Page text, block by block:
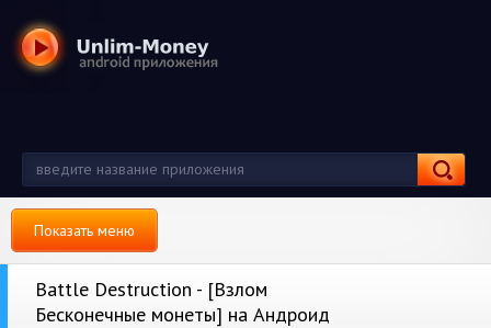
Показать меню
Battle Destruction - [Взлом
Бесконечные монеты] на Андроид